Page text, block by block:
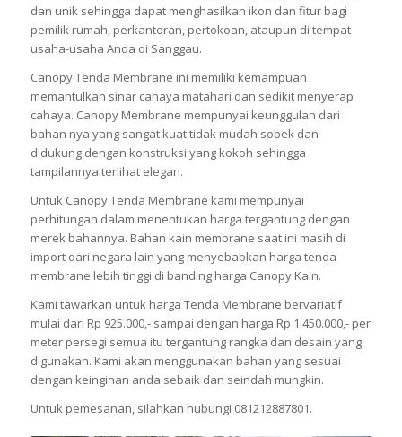
dan unik sehingga dapat menghasilkan ikon dan fitur bagi
pemilik rumah, perkantoran, pertokoan, ataupun di tempat
usaha-usaha Anda di Sanggau.
Canopy Tenda Membrane ini memiliki kemampuan
memantulkan sinar cahaya matahari dan sedikit menyerap
cahaya. Canopy Membrane mempunyai keunggulan dari
bahan nya yang sangat kuat tidak mudah sobek dan
didukung dengan konstruksi yang kokoh sehingga
tampilannya terlihat elegan.
Untuk Canopy Tenda Membrane kami mempunyai
perhitungan dalam menentukan harga tergantung dengan
merek bahannya. Bahan kain membrane saat ini masih di
import dari negara lain yang menyebabkan harga tenda
membrane lebih tinggi di banding harga Canopy Kain.
Kami tawarkan untuk harga Tenda Membrane bervariatif
mulai dari Rp 925.000,- sampai dengan harga Rp 1.450.000,- per
meter persegi semua itu tergantung rangka dan desain yang
digunakan. Kami akan menggunakan bahan yang sesuai
dengan keinginan anda sebaik dan seindah mungkin.
Untuk pemesanan, silahkan hubungi 081212887801.